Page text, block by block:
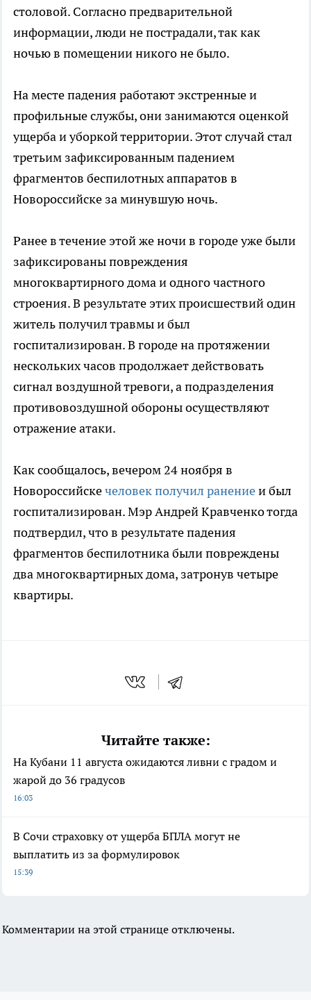
столовой. Согласно предварительной
информации, люди не пострадали, так как
ночью в помещении никого не было.
На месте падения работают экстренные и
профильные службы, они занимаются оценкой
ущерба и уборкой территории. Этот случай стал
третьим зафиксированным падением
фрагментов беспилотных аппаратов в
Новороссийске за минувшую ночь.
Ранее в течение этой же ночи в городе уже были
зафиксированы повреждения
многоквартирного дома и одного частного
строения. В результате этих происшествий один
житель получил травмы и был
госпитализирован. В городе на протяжении
нескольких часов продолжает действовать
сигнал воздушной тревоги, а подразделения
противовоздушной обороны осуществляют
отражение атаки.
Как сообщалось, вечером 24 ноября в
Новороссийскечеловек получил ранениеи был
госпитализирован. Мэр Андрей Кравченко тогда
подтвердил, что в результате падения
фрагментов беспилотника были повреждены
два многоквартирных дома, затронув четыре
квартиры.
Читайте также:
На Кубани 11 августа ожидаются ливни с градом и
жарой до 36 градусов
16:03
В Сочи страховку от ущерба БПЛА могут не
выплатить из за формулировок
15:39
Комментарии на этой странице отключены.